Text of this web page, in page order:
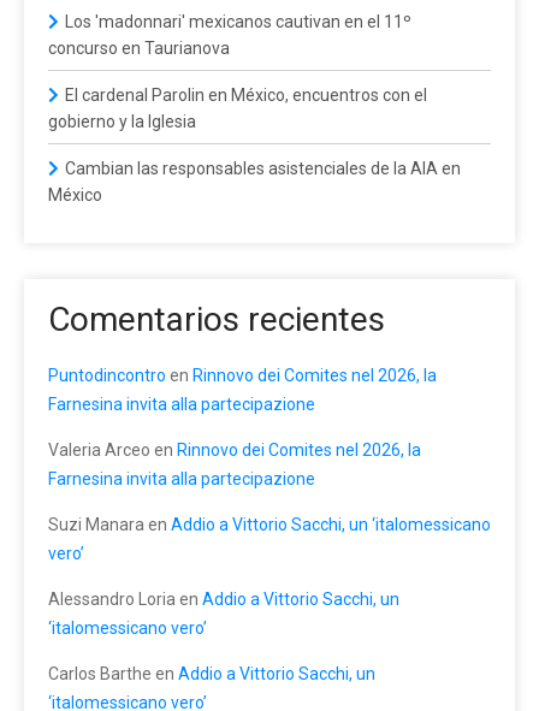
Los 'madonnari' mexicanos cautivan en el 11º
concurso en Taurianova
El cardenal Parolin en México, encuentros con el
gobierno y la Iglesia
Cambian las responsables asistenciales de la AIA en
México
Comentarios recientes
Puntodincontro en Rinnovo dei Comites nel 2026, la
Farnesina invita alla partecipazione
Valeria Arceo en Rinnovo dei Comites nel 2026, la
Farnesina invita alla partecipazione
Suzi Manara en Addio a Vittorio Sacchi, un ‘italomessicano
vero’
Alessandro Loria en Addio a Vittorio Sacchi, un
‘italomessicano vero’
Carlos Barthe en Addio a Vittorio Sacchi, un
‘italomessicano vero’